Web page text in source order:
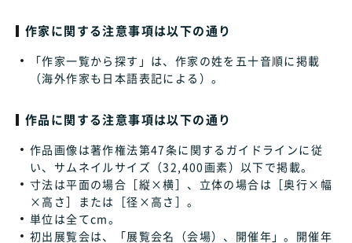
作家に関する注意事項は以下の通り
「作家一覧から探す」は、作家の姓を五十音順に掲載
（海外作家も日本語表記による）。
作品に関する注意事項は以下の通り
作品画像は著作権法第47条に関するガイドラインに従
い、サムネイルサイズ（32,400画素）以下で掲載。
寸法は平面の場合［縦×横］、立体の場合は［奥行×幅
×高さ］または［径×高さ］。
単位は全てcm。
初出展覧会は、「展覧会名（会場）、開催年」。開催年